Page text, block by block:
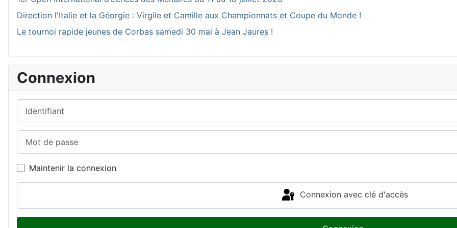
Direction l'Italie et la Géorgie : Virgile et Camille aux Championnats et Coupe du Monde !
Le tournoi rapide jeunes de Corbas samedi 30 mai à Jean Jaures !
Connexion
Maintenir la connexion
Connexion avec clé d'accès